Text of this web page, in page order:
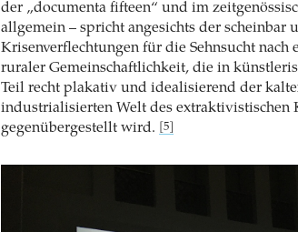
der „documenta fifteen“ und im
allgemein – spricht angesichts der scheinbar
Krisenverflechtungen für die Sehnsucht nach
ruraler Gemeinschaftlichkeit, die in
Teil recht plakativ und idealisierend der
industrialisierten Welt des extraktivistischen
gegenübergestellt wird.
[5]